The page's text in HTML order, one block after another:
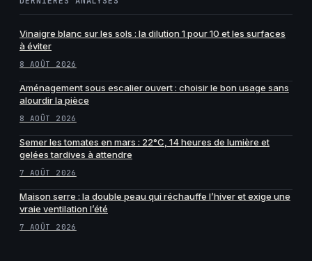
Vinaigre blanc sur les sols : la dilution 1 pour 10 et les surfaces
à éviter
8 AOÛT 2026
Aménagement sous escalier ouvert : choisir le bon usage sans
alourdir la pièce
8 AOÛT 2026
Semer les tomates en mars : 22°C, 14 heures de lumière et
gelées tardives à attendre
7 AOÛT 2026
Maison serre : la double peau qui réchauffe l’hiver et exige une
vraie ventilation l’été
7 AOÛT 2026